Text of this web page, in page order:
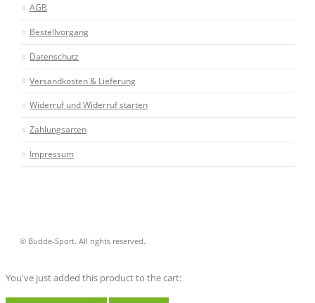
AGB
Bestellvorgang
Datenschutz
Versandkosten & Lieferung
Widerruf und Widerruf starten
Zahlungsarten
Impressum
© Budde-Sport. All rights reserved.
You've just added this product to the cart: